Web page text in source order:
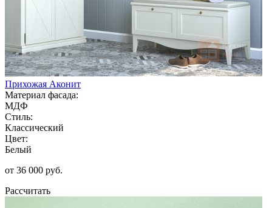
Прихожая Аконит
Материал фасада:
МДФ
Стиль:
Классический
Цвет:
Белый
от 36 000 руб.
Рассчитать